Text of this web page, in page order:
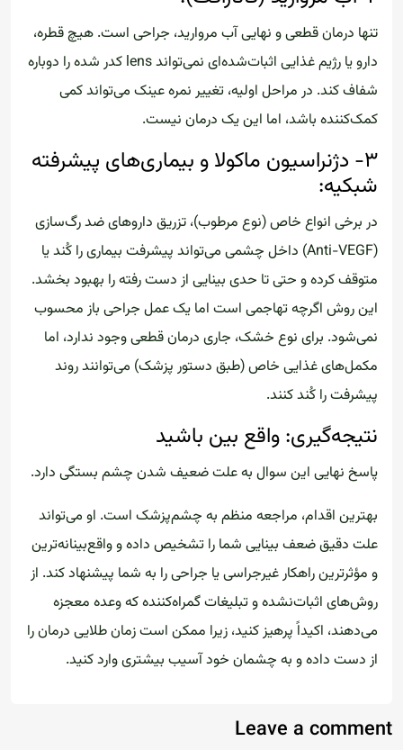
تنها درمان قطعی و نهایی آب مروارید، جراحی است. هیچ قطره،
دارو یا رژیم غذایی اثبات‌شده‌ای نمی‌تواند lens کدر شده را دوباره
شفاف کند. در مراحل اولیه، تغییر نمره عینک می‌تواند کمی
کمک‌کننده باشد، اما این یک درمان نیست.
۳- دژنراسیون ماکولا و بیماری‌های پیشرفته
شبکیه:
در برخی انواع خاص (نوع مرطوب)، تزریق داروهای ضد رگ‌سازی
(Anti-VEGF) داخل چشمی می‌تواند پیشرفت بیماری را کُند یا
متوقف کرده و حتی تا حدی بینایی از دست رفته را بهبود بخشد.
این روش اگرچه تهاجمی است اما یک عمل جراحی باز محسوب
نمی‌شود. برای نوع خشک، جاری درمان قطعی وجود ندارد، اما
مکمل‌های غذایی خاص (طبق دستور پزشک) می‌توانند روند
پیشرفت را کُند کنند.
نتیجه‌گیری: واقع بین باشید
پاسخ نهایی این سوال به علت ضعیف شدن چشم بستگی دارد.
بهترین اقدام، مراجعه منظم به چشم‌پزشک است. او می‌تواند
علت دقیق ضعف بینایی شما را تشخیص داده و واقع‌بینانه‌ترین
و مؤثرترین راهکار غیرجراسی یا جراحی را به شما پیشنهاد کند. از
روش‌های اثبات‌نشده و تبلیغات گمراه‌کننده که وعده معجزه
می‌دهند، اکیداً پرهیز کنید، زیرا ممکن است زمان طلایی درمان را
از دست داده و به چشمان خود آسیب بیشتری وارد کنید.
Leave a comment